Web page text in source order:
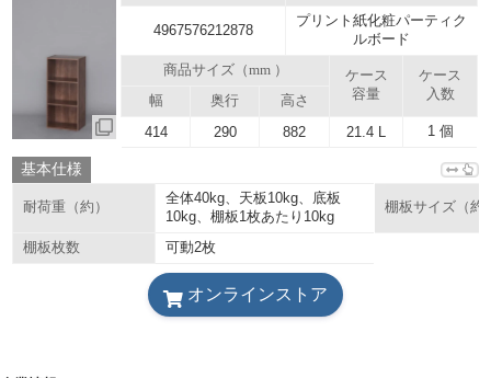
4967576212878
プリント紙化粧パーティク
ルボード
商品サイズ（mm ）
ケース
容量
ケース
入数
幅 奥行 高さ
414 290 882 21.4 L 1 個
基本仕様
耐荷重（約）
全体40kg、天板10kg、底板
10kg、棚板1枚あたり10kg
棚板サイズ（約
棚板枚数 可動2枚
オンラインストア